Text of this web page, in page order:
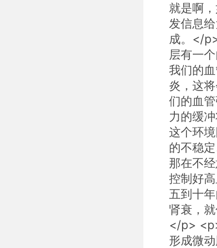
就是啊
发信息
成。</
层有一
我们的
炎，这
们的血
力的缓
这个环
的不稳
那在不
控制好
五到十
肾衰，
</p>
形成微